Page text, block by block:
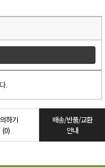
.
하기
(0)
배송/반품/교환
안내